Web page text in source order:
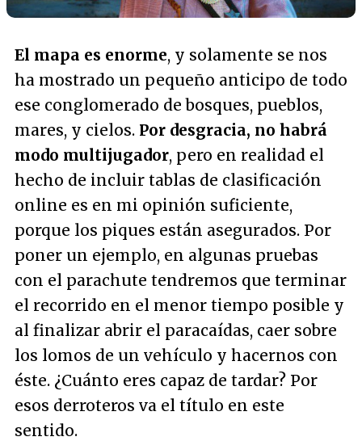
El mapa es enorme, y solamente se nos
ha mostrado un pequeño anticipo de todo
ese conglomerado de bosques, pueblos,
mares, y cielos. Por desgracia, no habrá
modo multijugador, pero en realidad el
hecho de incluir tablas de clasificación
online es en mi opinión suficiente,
porque los piques están asegurados. Por
poner un ejemplo, en algunas pruebas
con el parachute tendremos que terminar
el recorrido en el menor tiempo posible y
al finalizar abrir el paracaídas, caer sobre
los lomos de un vehículo y hacernos con
éste. ¿Cuánto eres capaz de tardar? Por
esos derroteros va el título en este
sentido.